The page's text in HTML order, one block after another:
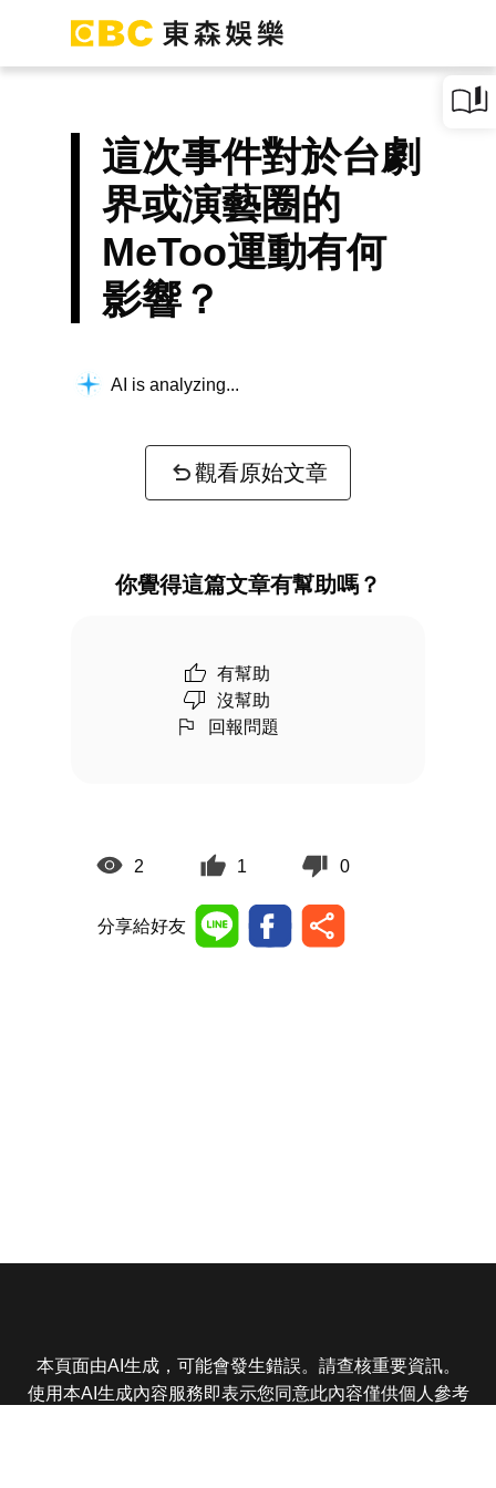
這次事件對於台劇
界或演藝圈的
MeToo運動有何
影響？
AI is analyzing...
觀看原始文章
你覺得這篇文章有幫助嗎？
有幫助
沒幫助
回報問題
2 1 0
分享給好友
本頁面由AI生成，可能會發生錯誤。請查核重要資訊。
使用本AI生成內容服務即表示您同意此內容僅供個人參考